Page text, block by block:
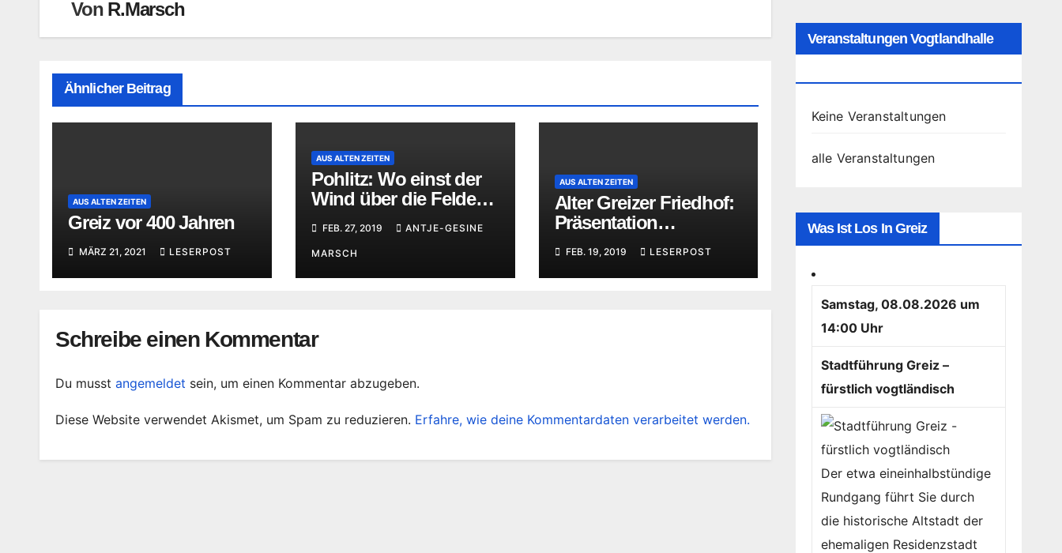
Von R.Marsch
Ähnlicher Beitrag
AUS ALTEN ZEITEN
Greiz vor 400 Jahren
MÄRZ 21, 2021 LESERPOST
AUS ALTEN ZEITEN
Pohlitz: Wo einst der
Wind über die Felder
FEB. 27, 2019 ANTJE-GESINE
MARSCH
AUS ALTEN ZEITEN
Alter Greizer Friedhof:
Präsentation
FEB. 19, 2019 LESERPOST
Schreibe einen Kommentar
Du musst angemeldet sein, um einen Kommentar abzugeben.
Diese Website verwendet Akismet, um Spam zu reduzieren. Erfahre, wie deine Kommentardaten verarbeitet werden.
Veranstaltungen Vogtlandhalle
Keine Veranstaltungen
alle Veranstaltungen
Was Ist Los In Greiz
Samstag, 08.08.2026 um
14:00 Uhr
Stadtführung Greiz –
fürstlich vogtländisch
Der etwa eineinhalbstündige
Rundgang führt Sie durch
die historische Altstadt der
ehemaligen Residenzstadt